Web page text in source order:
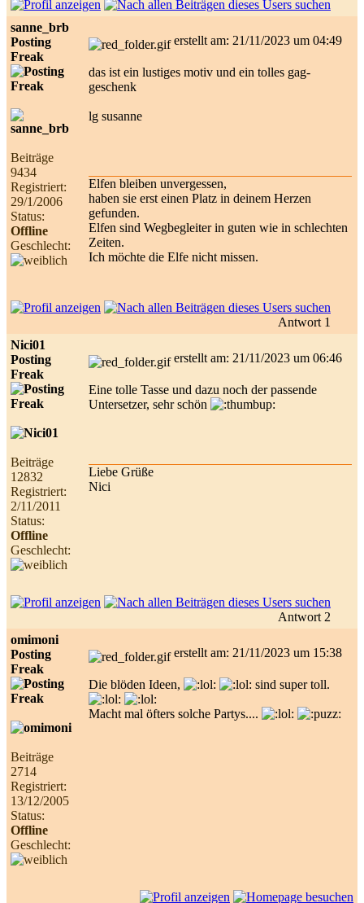
sanne_brb
Posting
Freak
Beiträge
9434
Registriert:
29/1/2006
Status:
Offline
Geschlecht:
erstellt am: 21/11/2023 um 04:49
das ist ein lustiges motiv und ein tolles gag-
geschenk
lg susanne
Elfen bleiben unvergessen,
haben sie erst einen Platz in deinem Herzen
gefunden.
Elfen sind Wegbegleiter in guten wie in schlechten
Zeiten.
Ich möchte die Elfe nicht missen.
Antwort 1
Nici01
Posting
Freak
Beiträge
12832
Registriert:
2/11/2011
Status:
Offline
Geschlecht:
erstellt am: 21/11/2023 um 06:46
Eine tolle Tasse und dazu noch der passende
Untersetzer, sehr schön
Liebe Grüße
Nici
Antwort 2
omimoni
Posting
Freak
Beiträge
2714
Registriert:
13/12/2005
Status:
Offline
Geschlecht:
erstellt am: 21/11/2023 um 15:38
Die blöden Ideen, sind super toll.
Macht mal öfters solche Partys....